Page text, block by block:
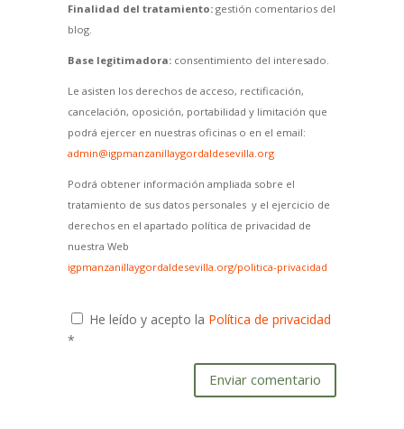
Finalidad del tratamiento:gestión comentarios del
blog.
Base legitimadora:consentimiento del interesado.
Le asisten los derechos de acceso, rectificación,
cancelación, oposición, portabilidad y limitación que
podrá ejercer en nuestras oficinas o en el email:
admin@igpmanzanillaygordaldesevilla.org
Podrá obtener información ampliada sobre el
tratamiento de sus datos personales y el ejercicio de
derechos en el apartado política de privacidad de
nuestra Web
igpmanzanillaygordaldesevilla.org/politica-privacidad
He leído y acepto la Política de privacidad
*
Enviar comentario